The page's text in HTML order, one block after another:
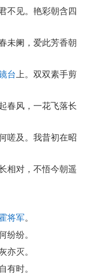
不见。艳彩朝含四
未阑，爱此芳香朝
台 上。双双素手剪
春风，一花飞落长
嗟及。我昔初在昭
相对，不悟今朝遥
将军。
纷纷。
灭。
时。